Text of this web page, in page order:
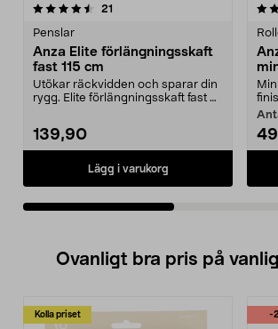
21
Penslar
Anza Elite förlängningsskaft
fast 115 cm
Utökar räckvidden och sparar din
rygg. Elite förlängningsskaft fast –
139,90
Lägg i varukorg
4.5av 5 stjärnor
Ovanligt bra pris på
Kolla priset -